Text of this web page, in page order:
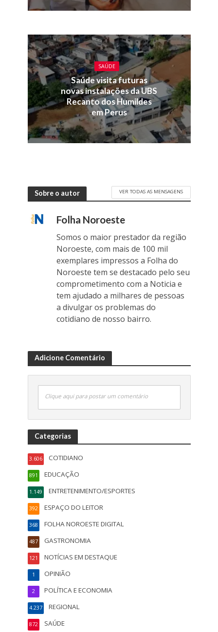
SAÚDE
Saúde visita futuras
novas instalações da UBS
Recanto dos Humildes
em Perus
Sobre o autor VER TODAS AS MENSAGENS
Folha Noroeste
Somos o maior prestador da região
Noroeste, com mais de 100 mil
exemplares impressos a Folha do
Noroeste tem se destacado pelo seu
comprometimento com a Noticia e
tem ajudado a milhares de pessoas
a divulgar os problemas do
cotidiano de nosso bairro.
Adicione Comentário
Clique aqui para postar um comentário
Categorias
COTIDIANO
3.606
EDUCAÇÃO
891
ENTRETENIMENTO/ESPORTES
1.149
ESPAÇO DO LEITOR
392
FOLHA NOROESTE DIGITAL
368
GASTRONOMIA
487
NOTÍCIAS EM DESTAQUE
121
OPINIÃO
1
POLÍTICA E ECONOMIA
2
REGIONAL
4.237
SAÚDE
872